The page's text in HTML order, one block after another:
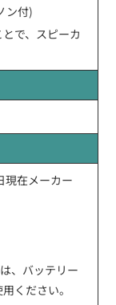
ン付)
で、スピーカ
現在メーカー
、バッテリー
ください。